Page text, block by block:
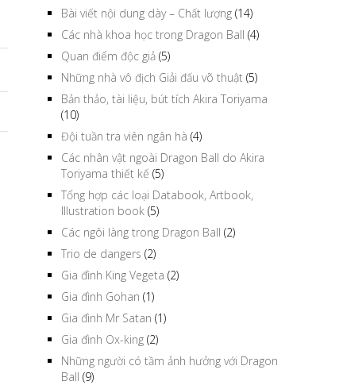
Bài viết nội dung dày – Chất lượng (14)
Các nhà khoa học trong Dragon Ball (4)
Quan điểm độc giả (5)
Những nhà vô địch Giải đấu võ thuật (5)
Bản thảo, tài liệu, bút tích Akira Toriyama
(10)
Đội tuần tra viên ngân hà (4)
Các nhân vật ngoài Dragon Ball do Akira
Toriyama thiết kế (5)
Tổng hợp các loại Databook, Artbook,
Illustration book (5)
Các ngôi làng trong Dragon Ball (2)
Trio de dangers (2)
Gia đình King Vegeta (2)
Gia đình Gohan (1)
Gia đình Mr Satan (1)
Gia đình Ox-king (2)
Những người có tầm ảnh hưởng với Dragon
Ball (9)